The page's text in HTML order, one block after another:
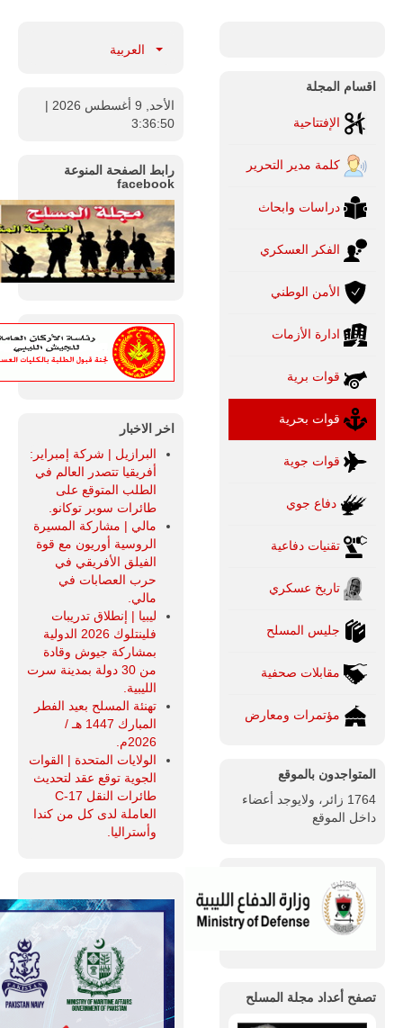
اقسام المجلة
الإفتتاحية
كلمة مدير التحرير
دراسات وابحاث
الفكر العسكري
الأمن الوطني
ادارة الأزمات
قوات برية
قوات بحرية
قوات جوية
دفاع جوي
تقنيات دفاعية
تاريخ عسكري
جليس المسلح
مقابلات صحفية
مؤتمرات ومعارض
المتواجدون بالموقع
1764 زائر، ولايوجد أعضاء
داخل الموقع
تصفح أعداد مجلة المسلح
العربية
الأحد, 9 أغسطس 2026
|
3:36:51
رابط الصفحة المنوعة
facebook
اخر الاخبار
البرازيل | شركة إمبراير:
أفريقيا تتصدر العالم في
الطلب المتوقع على
طائرات سوبر توكانو.
مالي | مشاركة المسيرة
الروسية أوريون مع قوة
الفيلق الأفريقي في
حرب العصابات في
مالي.
ليبيا | إنطلاق تدريبات
فلينتلوك 2026 الدولية
بمشاركة جيوش وقادة
من 30 دولة بمدينة سرت
الليبية.
تهنئة المسلح بعيد الفطر
المبارك 1447 هـ /
2026م.
الولايات المتحدة | القوات
الجوية توقع عقد لتحديث
طائرات النقل C-17
العاملة لدى كل من كندا
وأستراليا.